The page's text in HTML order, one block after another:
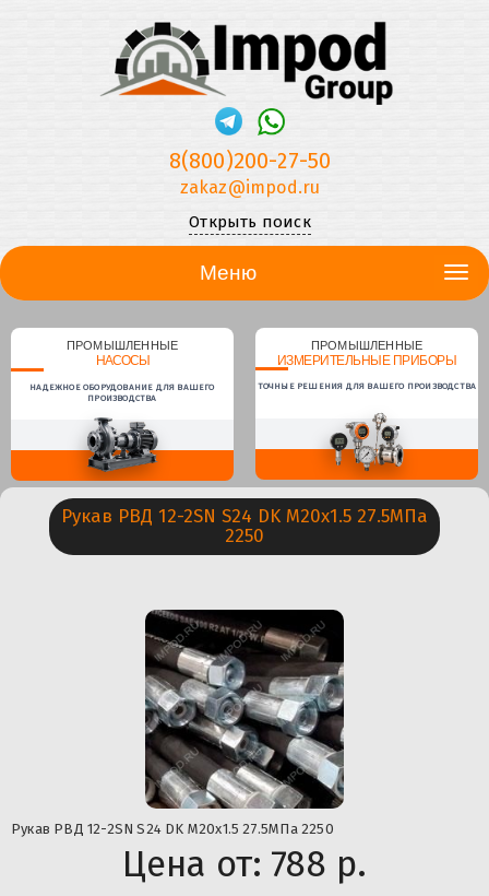
8(800)200-27-50
zakaz@impod.ru
Открыть поиск
Меню
ПРОМЫШЛЕННЫЕ
НАСОСЫ
НАДЕЖНОЕ ОБОРУДОВАНИЕ ДЛЯ ВАШЕГО
ПРОИЗВОДСТВА
ПРОМЫШЛЕННЫЕ
ИЗМЕРИТЕЛЬНЫЕ ПРИБОРЫ
ТОЧНЫЕ РЕШЕНИЯ ДЛЯ ВАШЕГО ПРОИЗВОДСТВА
Рукав РВД 12-2SN S24 DK М20х1.5 27.5МПа
2250
Рукав РВД 12-2SN S24 DK М20х1.5 27.5МПа 2250
Цена от: 788 р.